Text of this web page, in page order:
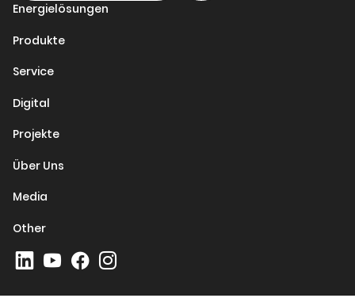
Energielösungen
Produkte
Service
Digital
Projekte
Über Uns
Media
Other